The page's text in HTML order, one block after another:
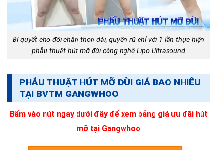
Bí quyết cho đôi chân thon dài, quyến rũ chỉ với 1 lần thực hiện
phẫu thuật hút mỡ đùi công nghệ Lipo Ultrasound
PHẪU THUẬT HÚT MỠ ĐÙI GIÁ BAO NHIÊU
TẠI BVTM GANGWHOO
Bấm vào nút ngay dưới đây để xem bảng giá ưu đãi hút
mỡ tại Gangwhoo